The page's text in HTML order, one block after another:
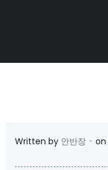
Written by 안반장 - on